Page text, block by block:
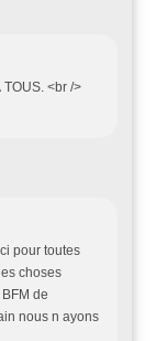
<br />
pour toutes
choses
de
nous n ayons